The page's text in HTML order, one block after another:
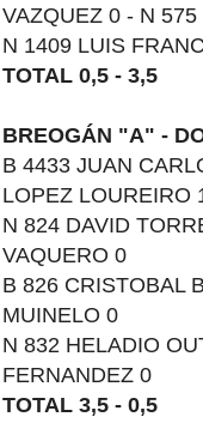
VAZQUEZ 0 - N
N 1409 LUIS
TOTAL 0,5 - 3,5
BREOGÁN "A" -
B 4433 JUAN
LOPEZ LOUREIRO
N 824 DAVID
VAQUERO 0
B 826 CRISTOBAL
MUINELO 0
N 832 HELADIO
FERNANDEZ 0
TOTAL 3,5 - 0,5